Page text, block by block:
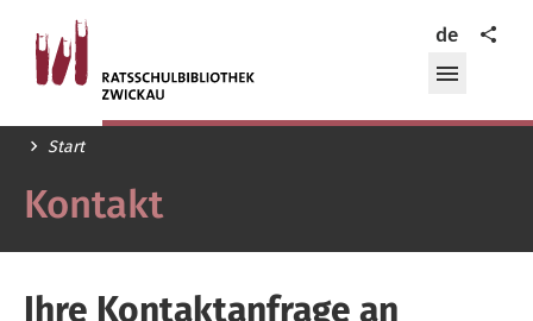
Ratsschulbibliothekde
Teilen
Start
Kontakt
Ihre Kontaktanfrage an